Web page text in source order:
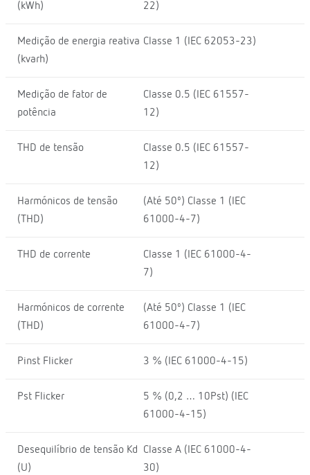
(kWh) 22)
Medição de energia reativa
(kvarh)
Classe 1 (IEC 62053-23)
Medição de fator de
potência
Classe 0.5 (IEC 61557-
12)
THD de tensão
Classe 0.5 (IEC 61557-
12)
Harmónicos de tensão
(THD)
(Até 50º) Classe 1 (IEC
61000-4-7)
THD de corrente
Classe 1 (IEC 61000-4-
7)
Harmónicos de corrente
(THD)
(Até 50º) Classe 1 (IEC
61000-4-7)
Pinst Flicker 3 % (IEC 61000-4-15)
Pst Flicker
5 % (0,2 … 10Pst) (IEC
61000-4-15)
Desequilíbrio de tensão Kd
(U)
Classe A (IEC 61000-4-
30)